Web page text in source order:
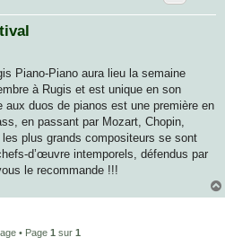
Piano-Piano aura lieu la semaine
à Rugis et est unique en son
aux duos de pianos est une première en
en passant par Mozart, Chopin,
plus grands compositeurs se sont
d’œuvre intemporels, défendus par
le recommande !!!
• Page 1 sur 1